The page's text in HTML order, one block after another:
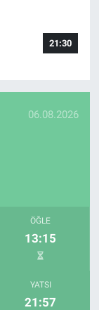
21:30
06.08.2026
ÖĞLE
13:15
YATSI
21:57